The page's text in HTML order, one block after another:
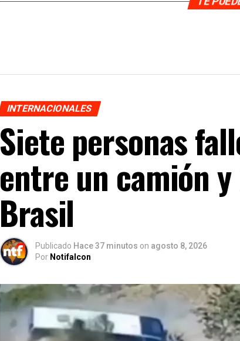
INTERNACIONALES
Siete personas
entre un camión
Brasil
Publicado Hace 37 minutos on agosto 8, 2026
Por Notifalcon